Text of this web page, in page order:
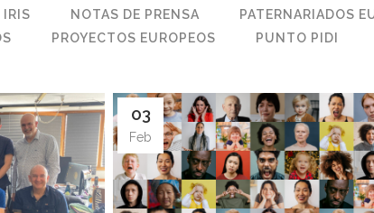
IRIS NOTAS DE PRENSA PATERNARIADOS
PROYECTOS EUROPEOS PUNTO PIDI
03
Feb